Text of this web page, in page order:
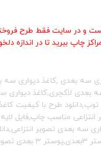
و در سایت فقط طرح
چاپ ببرید تا در اندازه
سه بعدی ,کاغذ دیواری سه
بعدی لاکچری,کاغذ دیواری
طرح با کیفیت
انتزاعی مناسب چاپ,فایل
بعدی تصویر
دیواری فانتزی,طرح